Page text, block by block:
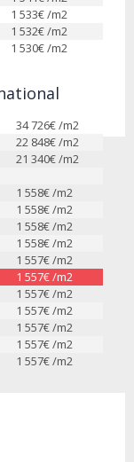
1 533€ /m2
1 532€ /m2
1 530€ /m2
34 726€ /m2
22 848€ /m2
21 340€ /m2
1 558€ /m2
1 558€ /m2
1 558€ /m2
1 558€ /m2
1 557€ /m2
1 557€ /m2
1 557€ /m2
1 557€ /m2
1 557€ /m2
1 557€ /m2
1 557€ /m2